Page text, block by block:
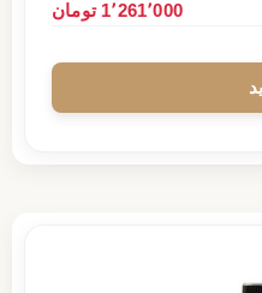
1٬261٬000 تومان